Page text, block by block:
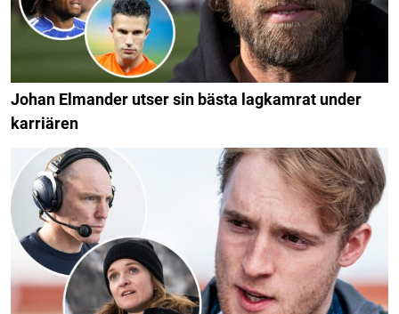
Johan Elmander utser sin bästa lagkamrat under
karriären